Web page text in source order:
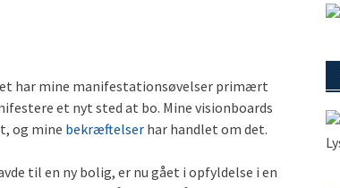
har mine manifestationsøvelser primært
et nyt sted at bo. Mine visionboards
og mine bekræftelser har handlet om det.
til en ny bolig, er nu gået i opfyldelse i en